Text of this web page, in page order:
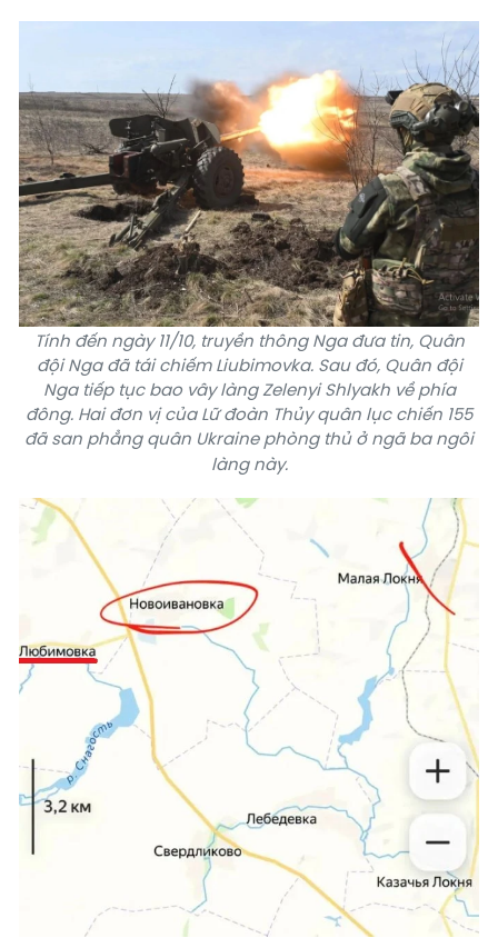
Tính đến ngày 11/10, truyền thông Nga đưa tin, Quân
đội Nga đã tái chiếm Liubimovka. Sau đó, Quân đội
Nga tiếp tục bao vây làng Zelenyi Shlyakh về phía
đông. Hai đơn vị của Lữ đoàn Thủy quân lục chiến 155
đã san phẳng quân Ukraine phòng thủ ở ngã ba ngôi
làng này.